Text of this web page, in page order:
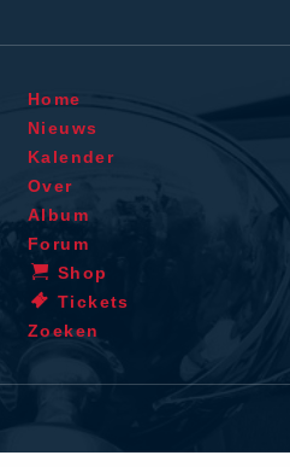
Home
Nieuws
Kalender
Over
Album
Forum
Shop
Tickets
Zoeken